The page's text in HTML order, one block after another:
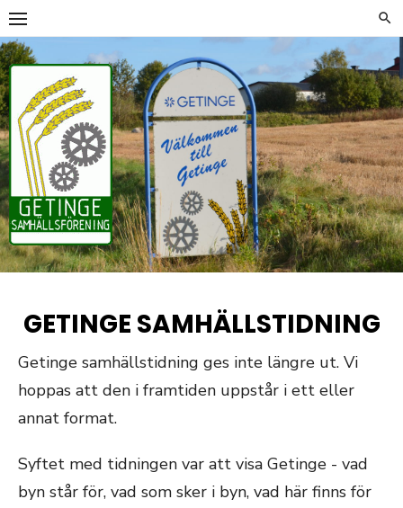
Hoppa
till
innehåll
GETINGE SAMHÄLLSTIDNING
Getinge samhällstidning ges inte längre ut. Vi
hoppas att den i framtiden uppstår i ett eller
annat format.
Syftet med tidningen var att visa Getinge - vad
byn står för, vad som sker i byn, vad här finns för